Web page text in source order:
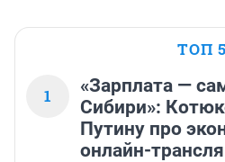
ТОП 5
1
«Зарплата —
Сибири»:
Путину про
онлайн-